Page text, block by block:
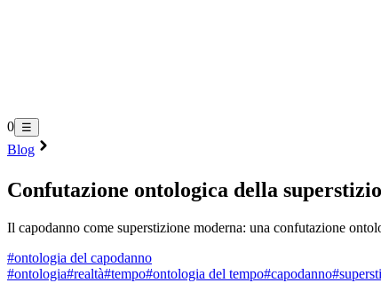
0 ☰
Blog
Confutazione ontologica della
Il capodanno come superstizione moderna: una confutazione
#ontologia del capodanno
#ontologia#realtà#tempo#ontologia del tempo#capodanno#